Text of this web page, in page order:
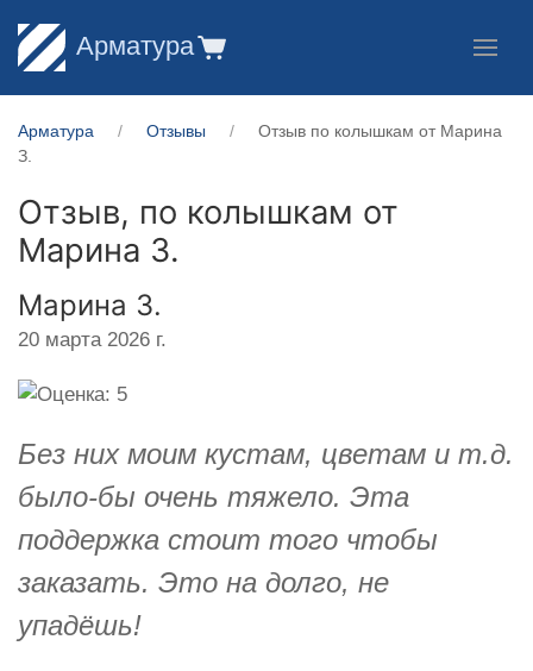
Арматура
Арматура Отзывы
Отзыв по колышкам от Марина
З.
Отзыв, по колышкам от
Марина З.
Марина З.
20 марта 2026 г.
Без них моим кустам, цветам и т.д.
было-бы очень тяжело. Эта
поддержка стоит того чтобы
заказать. Это на долго, не
упадёшь!